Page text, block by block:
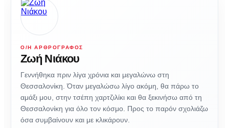
Ο/Η ΑΡΘΡΟΓΡΆΦΟΣ
Ζωή Νιάκου
Γεννήθηκα πριν λίγα χρόνια και μεγαλώνω στη
Θεσσαλονίκη. Όταν μεγαλώσω λίγο ακόμη, θα πάρω το
αμάξι μου, στην τσέπη χαρτζιλίκι και θα ξεκινήσω από τη
Θεσσαλονίκη για όλο τον κόσμο. Προς το παρόν σχολιάζω
όσα συμβαίνουν και με κλικάρουν.